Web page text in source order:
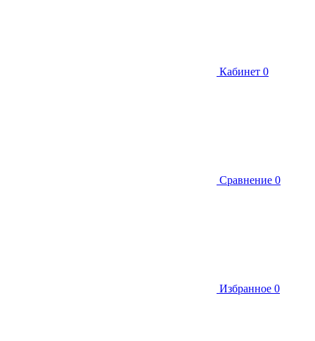
Кабинет 0
Сравнение 0
Избранное 0